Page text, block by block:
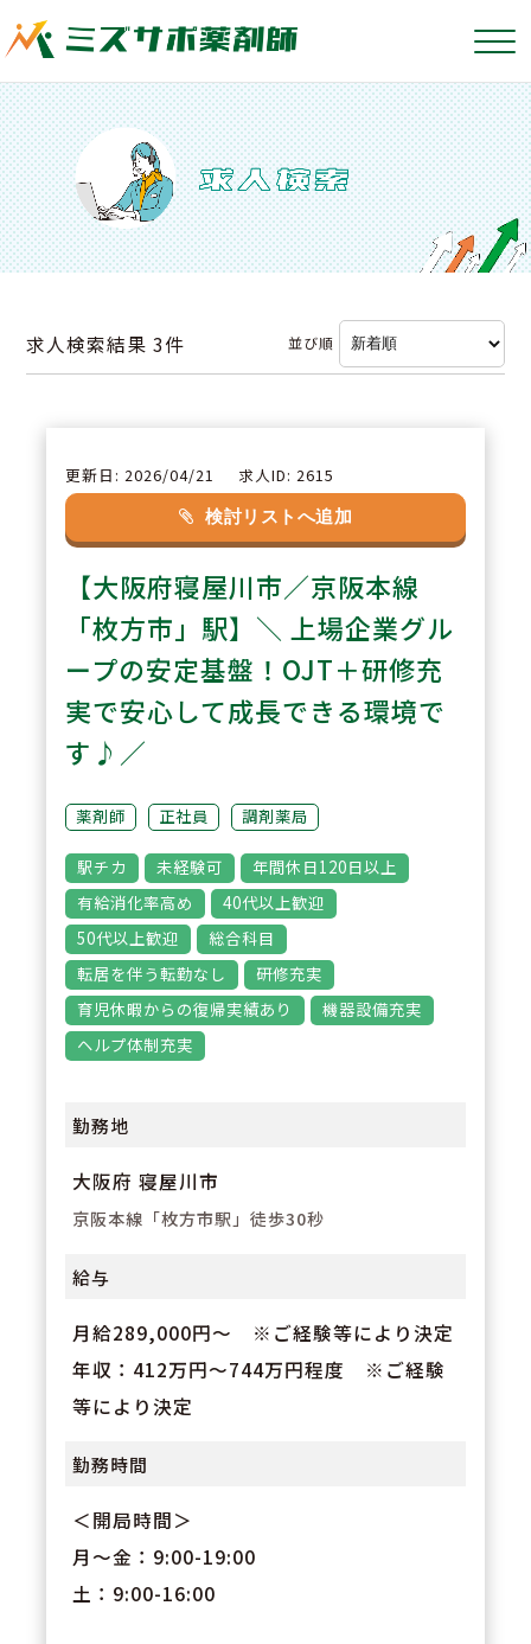
求人検索結果3件 並び順
更新日: 2026/04/21 求人ID: 2615
検討リストへ追加
【大阪府寝屋川市／京阪本線
「枚方市」駅】＼ 上場企業グル
ープの安定基盤！OJT＋研修充
実で安心して成長できる環境で
す♪／
薬剤師 正社員 調剤薬局
駅チカ 未経験可
年間休日120日以上
有給消化率高め
40代以上歓迎
50代以上歓迎
総合科目
転居を伴う転勤なし
研修充実
育児休暇からの復帰実績あり
機器設備充実
ヘルプ体制充実
勤務地
大阪府 寝屋川市
京阪本線「枚方市駅」徒歩30秒
給与
月給289,000円～ ※ご経験等により決定
年収：412万円～744万円程度 ※ご経験
等により決定
勤務時間
＜開局時間＞
月～金：9:00-19:00
土：9:00-16:00